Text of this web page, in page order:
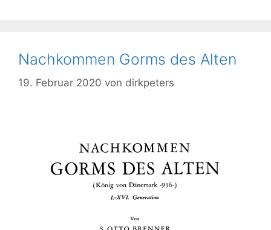
Nachkommen Gorms des Alten
19. Februar 2020 von dirkpeters